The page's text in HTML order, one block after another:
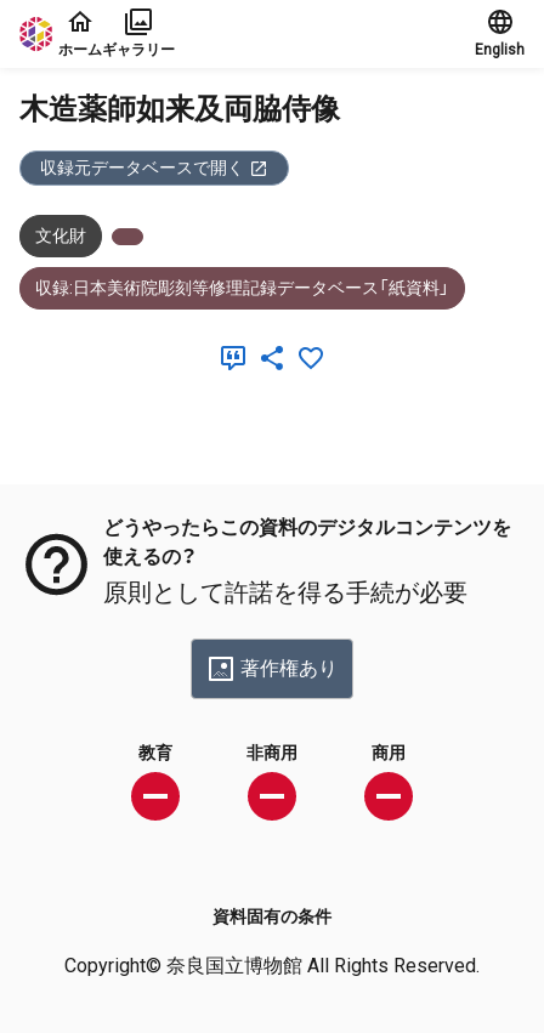
本文に飛ぶ
ホームギャラリー English
木造薬師如来及両脇侍像
収録元データベースで開く
文化財
収録:日本美術院彫刻等修理記録データベース「紙資料」
どうやったらこの資料のデジタルコンテンツを
使えるの？
原則として許諾を得る手続が必要
著作権あり
教育 非商用 商用
資料固有の条件
Copyright© 奈良国立博物館 All Rights Reserved.